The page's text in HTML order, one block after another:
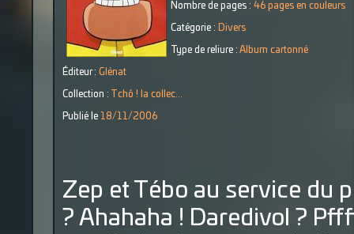
Nombre de pages : 46 pages en couleurs
Catégorie : Divers
Type de reliure : Album cartonné
Éditeur : Glénat
Collection : Tchô ! la collec...
Publié le 18/11/2006
Zep et Tébo au service du
? Ahahaha ! Daredivol ?